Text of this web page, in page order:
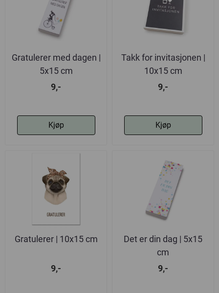
Gratulerer med dagen |
5x15 cm
9,-
Kjøp
Takk for invitasjonen |
10x15 cm
9,-
Kjøp
Gratulerer | 10x15 cm
9,-
Det er din dag | 5x15
cm
9,-